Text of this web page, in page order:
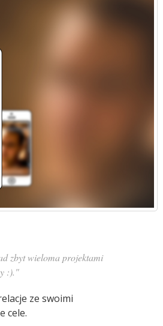
zbyt wieloma projektami
:)."
ze swoimi
cele.